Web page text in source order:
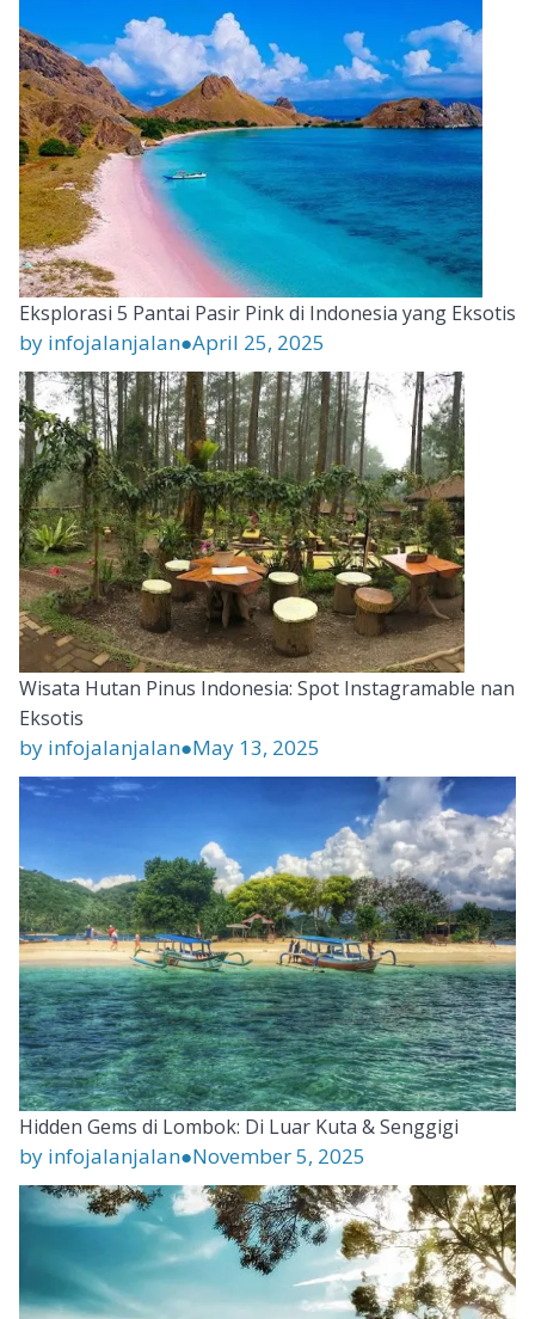
Eksplorasi 5 Pantai Pasir Pink di Indonesia yang Eksotis
by infojalanjalan●April 25, 2025
Wisata Hutan Pinus Indonesia: Spot Instagramable nan
Eksotis
by infojalanjalan●May 13, 2025
Hidden Gems di Lombok: Di Luar Kuta & Senggigi
by infojalanjalan●November 5, 2025